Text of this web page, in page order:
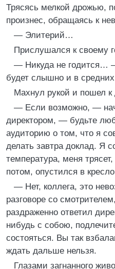
Трясясь мелкой дрожью,
произнес, обращаясь к
— Элитерий…
Прислушался к своему
— Никуда не годится…
будет слышно и в
Махнул рукой и пошел к
— Если возможно, —
директором, — будьте
аудиторию о том, что я
делать завтра доклад. Я
температура, меня
потом, опустился в
— Нет, коллега, это
разговоре со
раздраженно ответил
нибудь с собою,
состояться. Вы так
ждать дальше нельзя.
Глазами загнанного